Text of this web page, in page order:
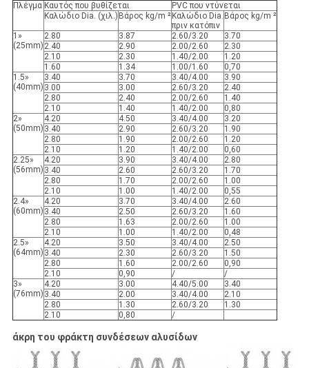
Πλέγμα Καυτός που βυθίζεται
PVC που ντύνεται
Καλώδιο Dia. (χιλ.) Βάρος kg/m ² Καλώδιο Dia.
πριν κατόπιν
Βάρος kg/m ²
1»
(25mm)
2.80 3.87 2.60/3.20
3.70
2.40
2.90 2.00/2.60
2.30
2.10
2.30 1.40/2.00
1.20
1.60
1.34 1.00/1.60
0,70
1.5»
(40mm)
3.40 3.70 3.40/4.00
3.90
3.00
3.00 2.60/3.20
2.40
2.80
2.40 2.00/2.60
1.40
2.10
1.40 1.40/2.00
0,80
2»
(50mm)
4.20 4.50 3.40/4.00
3.20
3.40
2.90 2.60/3.20
1.90
2.80
1.90 2.00/2.60
1.20
2.10
1.20 1.40/2.00
0,60
2.25»
(56mm)
4.20 3.90 3.40/4.00
2.80
3.40
2.60 2.60/3.20
1.70
2.80
1.70 2.00/2.60
1.00
2.10
1.00 1.40/2.00
0,55
2.4»
(60mm)
4.20 3.70 3.40/4.00
2.60
3.40
2.50 2.60/3.20
1.60
2.80
1.63 2.00/2.60
1.00
2.10
1.00 1.40/2.00
0,48
2.5»
(64mm)
4.20 3.50 3.40/4.00
2.50
3.40
2.30 2.60/3.20
1.50
2.80
1.60 2.00/2.60
0,90
2.10
0,90 /
/
3»
(76mm)
4.20 3.00 4.40/5.00
3.40
3.40
2.00 3.40/4.00
2.10
2.80
1.30 2.60/3.20
1.30
2.10
0,80 /
άκρη του φράκτη συνδέσεων αλυσίδων